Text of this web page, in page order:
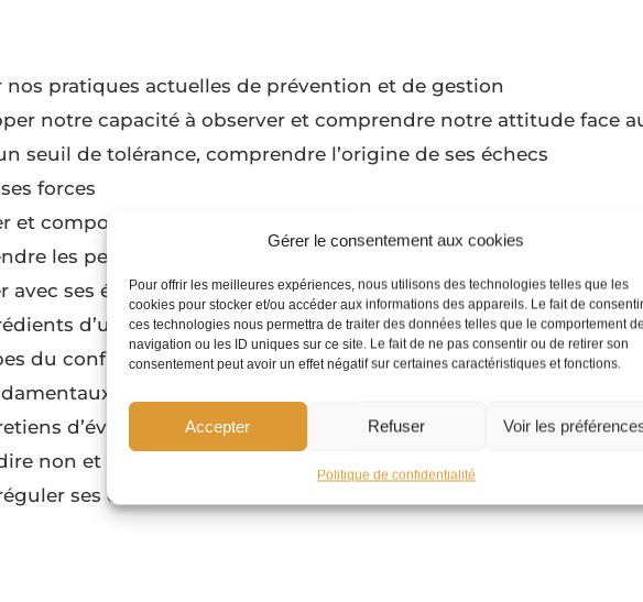
Gérer le consentement aux cookies
Pour offrir les meilleures expériences, nous utilisons des technologies telles que les
cookies pour stocker et/ou accéder aux informations des appareils. Le fait de
ces technologies nous permettra de traiter des données telles que le comportement
navigation ou les ID uniques sur ce site. Le fait de ne pas consentir ou de retirer son
consentement peut avoir un effet négatif sur certaines caractéristiques et fonctions.
Accepter Refuser Voir les
Politique de confidentialité
nos pratiques actuelles de prévention et de gestion
notre capacité à observer et comprendre notre attitude face
seuil de tolérance, comprendre l’origine de ses échecs
forces
et composer avec les personnalités difficiles
les personnalités difficiles
avec ses émotions
d’un conflit
du conflit
de l’encadrement d’une équipe
d’évaluation et de décision
non et l’entretien de recadrage
ses entretiens en situation difficile